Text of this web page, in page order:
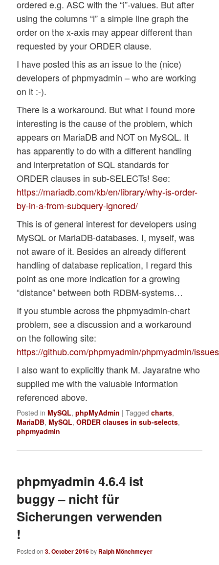
ordered e.g. ASC with the “i”-values. But after
using the columns “i” a simple line graph the
order on the x-axis may appear different than
requested by your ORDER clause.
I have posted this as an issue to the (nice)
developers of phpmyadmin – who are working
on it :-).
There is a workaround. But what I found more
interesting is the cause of the problem, which
appears on MariaDB and NOT on MySQL. It
has apparently to do with a different handling
and interpretation of SQL standards for
ORDER clauses in sub-SELECTs! See:
https://mariadb.com/kb/en/library/why-is-order-
by-in-a-from-subquery-ignored/
This is of general interest for developers using
MySQL or MariaDB-databases. I, myself, was
not aware of it. Besides an already different
handling of database replication, I regard this
point as one more indication for a growing
“distance” between both RDBM-systems…
If you stumble across the phpmyadmin-chart
problem, see a discussion and a workaround
on the following site:
https://github.com/phpmyadmin/phpmyadmin/
I also want to explicitly thank M. Jayaratne who
supplied me with the valuable information
referenced above.
Posted in MySQL,phpMyAdmin |Tagged charts,
MariaDB, MySQL,ORDER clauses in sub-selects,
phpmyadmin
phpmyadmin 4.6.4 ist
buggy – nicht für
Sicherungen verwenden
!
Posted on3. October 2016by Ralph Mönchmeyer